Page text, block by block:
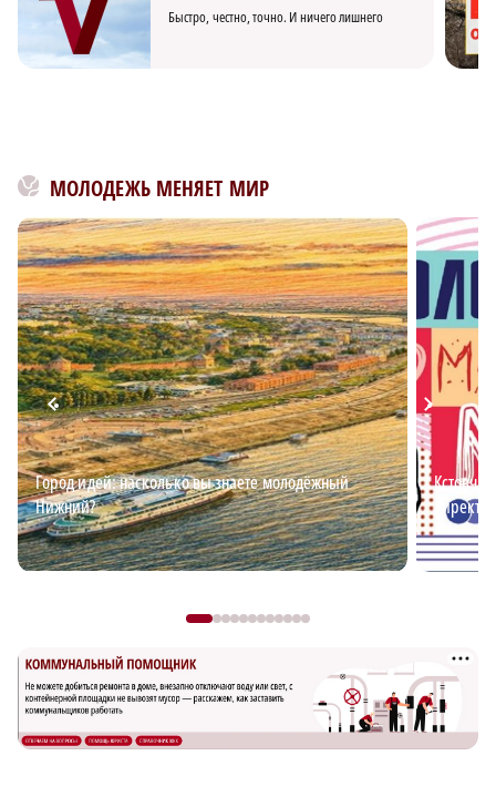
Быстро, честно, точно. И ничего лишнего
МОЛОДЕЖЬ МЕНЯЕТ МИР
Город идей: насколько вы знаете молодёжный
Нижний?